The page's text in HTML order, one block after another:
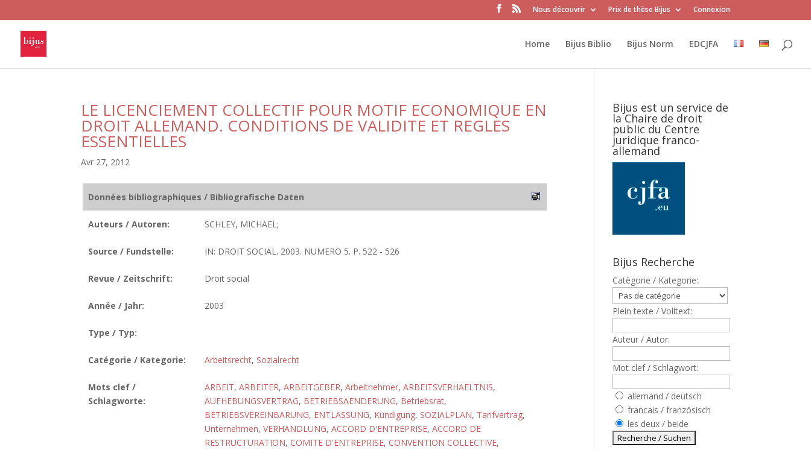
Nous découvrir Prix de thèse Bijus Connexion
Home Bijus Biblio Bijus Norm EDCJFA
LE LICENCIEMENT COLLECTIF POUR MOTIF ECONOMIQUE EN
DROIT ALLEMAND. CONDITIONS DE VALIDITE ET REGLES
ESSENTIELLES
Avr 27, 2012
Données bibliographiques / Bibliografische Daten
Auteurs / Autoren: SCHLEY, MICHAEL;
Source / Fundstelle: IN: DROIT SOCIAL. 2003. NUMERO 5. P. 522 - 526
Revue / Zeitschrift: Droit social
Année / Jahr: 2003
Type / Typ:
Catégorie / Kategorie: Arbeitsrecht, Sozialrecht
Mots clef /
Schlagworte:
ARBEIT, ARBEITER, ARBEITGEBER, Arbeitnehmer, ARBEITSVERHAELTNIS,
AUFHEBUNGSVERTRAG, BETRIEBSAENDERUNG, Betriebsrat,
BETRIEBSVEREINBARUNG, ENTLASSUNG, Kündigung, SOZIALPLAN, Tarifvertrag,
Unternehmen, VERHANDLUNG, ACCORD D'ENTREPRISE, ACCORD DE
RESTRUCTURATION, COMITE D'ENTREPRISE, CONVENTION COLLECTIVE,
Bijus est un service de
la Chaire de droit
public du Centre
juridique franco-
allemand
Bijus Recherche
Catègorie / Kategorie:
Plein texte / Volltext:
Auteur / Autor:
Mot clef / Schlagwort:
allemand / deutsch
francais / französisch
les deux / beide